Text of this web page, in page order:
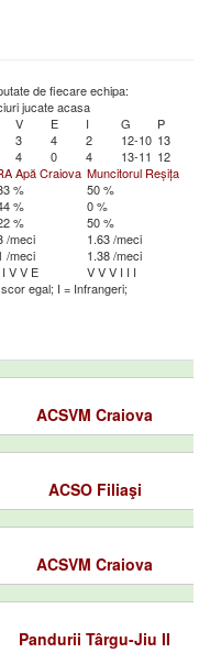
de fiecare echipa:
jucate acasa
V E I G
P
3 4 2 12-10 13
4 0 4 13-11 12
Apă Craiova Muncitorul Reșița
%
50 %
%
0 %
%
50 %
/meci
1.63 /meci
/meci
1.38 /meci
I VV E VVV I I I
egal; I = Infrangeri;
ACSVM Craiova
ACSO Filiaşi
ACSVM Craiova
Pandurii Târgu-Jiu II